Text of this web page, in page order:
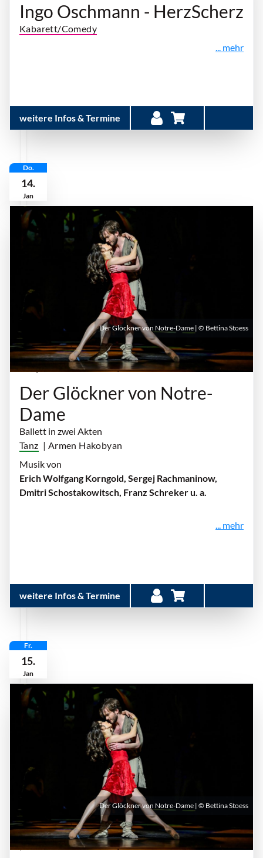
Ingo Oschmann - HerzScherz
Kabarett/Comedy
... mehr
weitere Infos & Termine
Do.
14.
Jan
Donnerstag, 14. Januar 2027 | 19:30 Uhr - 21:30
Uhr| Aalto-Theater Essen
Der Glöckner von Notre-
Dame
Ballett in zwei Akten
Tanz | Armen Hakobyan
Musik von
Erich Wolfgang Korngold, Sergej Rachmaninow,
Dmitri Schostakowitsch, Franz Schreker u. a.
... mehr
weitere Infos & Termine
Der Glöckner von Notre-Dame | © Bettina Stoess
Fr.
15.
Jan
Freitag, 15. Januar 2027 | 19:30 Uhr - 21:30 Uhr
| Aalto-Theater Essen
Der Glöckner von Notre-Dame | © Bettina Stoess